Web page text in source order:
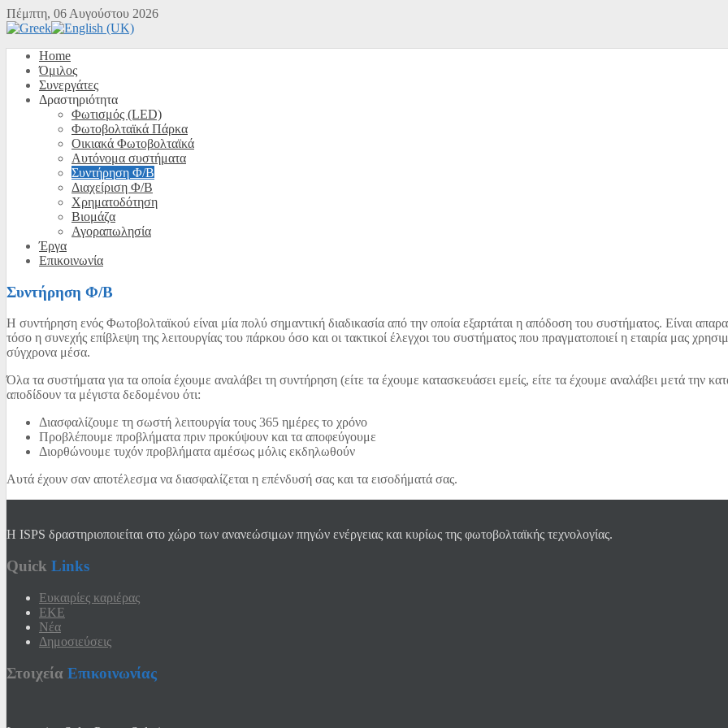
Πέμπτη, 06 Αυγούστου 2026
Home
Όμιλος
Συνεργάτες
Δραστηριότητα
Φωτισμός (LED)
Φωτοβολταϊκά Πάρκα
Οικιακά Φωτοβολταϊκά
Αυτόνομα συστήματα
Συντήρηση Φ/Β
Διαχείριση Φ/Β
Χρηματοδότηση
Βιομάζα
Αγοραπωλησία
Έργα
Επικοινωνία
Συντήρηση Φ/Β
Η συντήρηση ενός Φωτοβολταϊκού είναι μία πολύ σημαντική διαδικασία από την οποία εξαρτάται η απόδοση του συστήματος. Είναι
τόσο η συνεχής επίβλεψη της λειτουργίας του πάρκου όσο και οι τακτικοί έλεγχοι του συστήματος που πραγματοποιεί η εταιρία μας
σύγχρονα μέσα.
Όλα τα συστήματα για τα οποία έχουμε αναλάβει τη συντήρηση (είτε τα έχουμε κατασκευάσει εμείς, είτε τα έχουμε αναλάβει μετά την
αποδίδουν τα μέγιστα δεδομένου ότι:
Διασφαλίζουμε τη σωστή λειτουργία τους 365 ημέρες το χρόνο
Προβλέπουμε προβλήματα πριν προκύψουν και τα αποφεύγουμε
Διορθώνουμε τυχόν προβλήματα αμέσως μόλις εκδηλωθούν
Αυτά έχουν σαν αποτέλεσμα να διασφαλίζεται η επένδυσή σας και τα εισοδήματά σας.
Η ISPS δραστηριοποιείται στο χώρο των ανανεώσιμων πηγών ενέργειας και κυρίως της φωτοβολταϊκής τεχνολογίας.
Quick Links
Ευκαιρίες καριέρας
EKE
Νέα
Δημοσιεύσεις
Στοιχεία Επικοινωνίας